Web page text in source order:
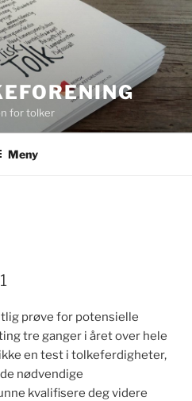
for tolker
Meny
prøve for potensielle
tre ganger i året over hele
en test i tolkeferdigheter,
nødvendige
kvalifisere deg videre